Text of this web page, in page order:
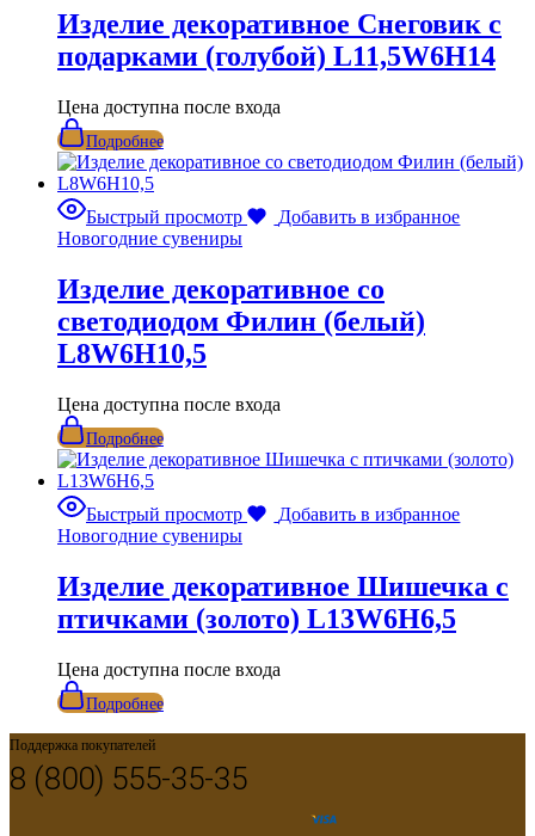
Изделие декоративное Снеговик с
подарками (голубой) L11,5W6H14
Цена доступна после входа
Подробнее
Быстрый просмотр
Добавить в избранное
Новогодние сувениры
Изделие декоративное со
светодиодом Филин (белый)
L8W6H10,5
Цена доступна после входа
Подробнее
Быстрый просмотр
Добавить в избранное
Новогодние сувениры
Изделие декоративное Шишечка с
птичками (золото) L13W6H6,5
Цена доступна после входа
Подробнее
Поддержка покупателей
8 (800) 555-35-35